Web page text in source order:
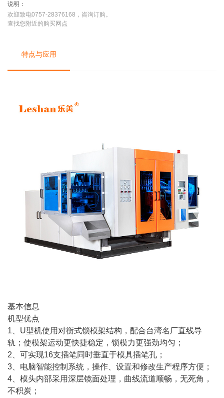
说明：
欢迎致电0757-28376168，咨询订购。
查找您附近的购买网点
特点与应用
基本信息
机型优点
1、U型机使用对衡式锁模架结构，配合台湾名厂直线导
轨；使模架运动更快捷稳定，锁模力更强劲均匀；
2、可实现16支插笔同时垂直于模具插笔孔；
3、电脑智能控制系统，操作、设置和修改生产程序方便；
4、模头内部采用深层镜面处理，曲线流道顺畅，无死角，
不积炭；